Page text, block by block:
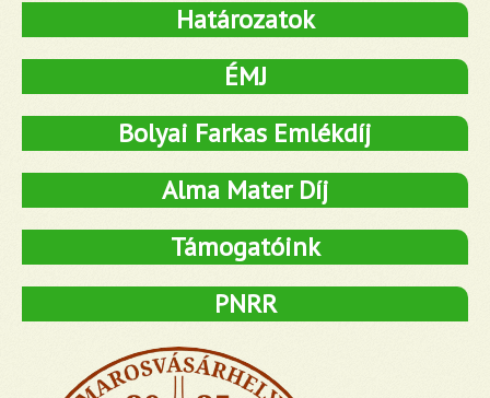
Határozatok
ÉMJ
Bolyai Farkas Emlékdíj
Alma Mater Díj
Támogatóink
PNRR